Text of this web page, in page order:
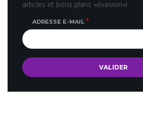
articles et bons plans «évasion»!
ADRESSE E-MAIL